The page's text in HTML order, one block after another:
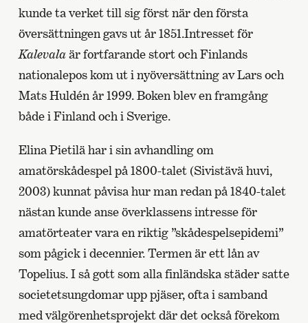
kunde ta verket till sig först när den första
översättningen gavs ut år 1851.Intresset för
Kalevalaär fortfarande stort och Finlands
nationalepos kom ut i nyöversättning av Lars och
Mats Huldén år 1999. Boken blev en framgång
både i Finland och i Sverige.
Elina Pietilä har i sin avhandling om
amatörskådespel på 1800-talet (Sivistävä huvi,
2003) kunnat påvisa hur man redan på 1840-talet
nästan kunde anse överklassens intresse för
amatörteater vara en riktig ”skådespelsepidemi”
som pågick i decennier. Termen är ett lån av
Topelius. I så gott som alla finländska städer satte
societetsungdomar upp pjäser, ofta i samband
med välgörenhetsprojekt där det också förekom